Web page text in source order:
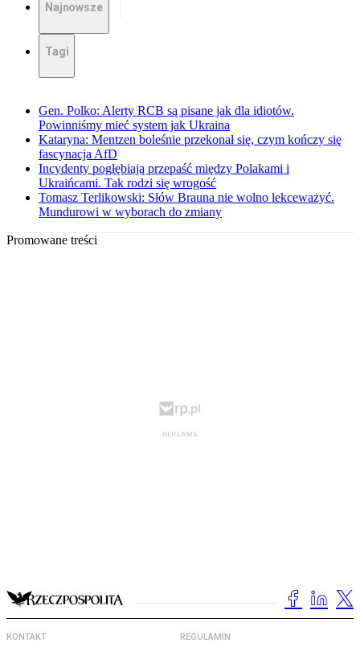
Najnowsze
Tagi
Gen. Polko: Alerty RCB są pisane jak dla idiotów.
Powinniśmy mieć system jak Ukraina
Kataryna: Mentzen boleśnie przekonał się, czym kończy się
fascynacja AfD
Incydenty pogłębiają przepaść między Polakami i
Ukraińcami. Tak rodzi się wrogość
Tomasz Terlikowski: Słów Brauna nie wolno lekceważyć.
Mundurowi w wyborach do zmiany
Promowane treści
KONTAKT REGULAMIN